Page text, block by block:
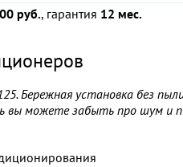
руб., гарантия 12 мес.
Бережная установка без
вы можете забыть про шум и